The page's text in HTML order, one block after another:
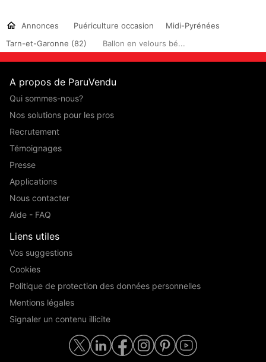
Annonces Puériculture occasion
Midi-Pyrénées
Tarn-et-Garonne (82)
Ballon en velours bé...
A propos de ParuVendu
Qui sommes-nous?
Nos solutions pour les pros
Recrutement
Témoignages
Presse
Applications
Nous contacter
Aide - FAQ
Liens utiles
Vos suggestions
Cookies
Politique de protection des données personnelles
Mentions légales
Signaler un contenu illicite